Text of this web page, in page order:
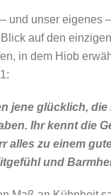
und unser eigenes
auf den
in dem Hiob
jene glücklich, die
Ihr kennt die
alles zu einem
und